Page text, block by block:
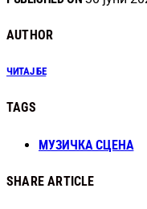
AUTHOR
ЧИТАЈ БЕ
TAGS
МУЗИЧКА СЦЕНА
SHARE ARTICLE